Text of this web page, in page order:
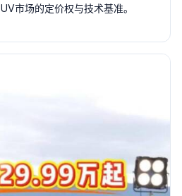
市场的定价权与技术基准。